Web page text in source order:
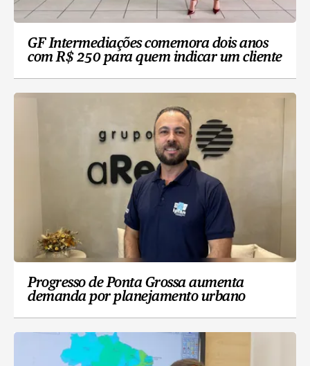
GF Intermediações comemora dois anos
com R$ 250 para quem indicar um cliente
Progresso de Ponta Grossa aumenta
demanda por planejamento urbano